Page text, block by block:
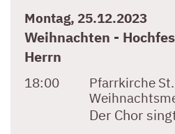
Montag, 25.12.2023
Weihnachten -
Herrn
18:00 Pfarrkirche
Der Chor